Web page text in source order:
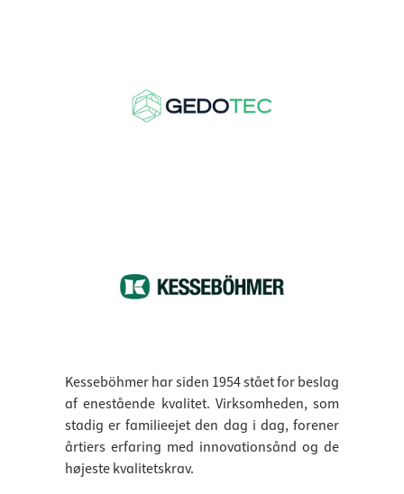
Kesseböhmer har siden 1954 stået for beslag
af enestående kvalitet. Virksomheden, som
stadig er familieejet den dag i dag, forener
årtiers erfaring med innovationsånd og de
højeste kvalitetskrav.